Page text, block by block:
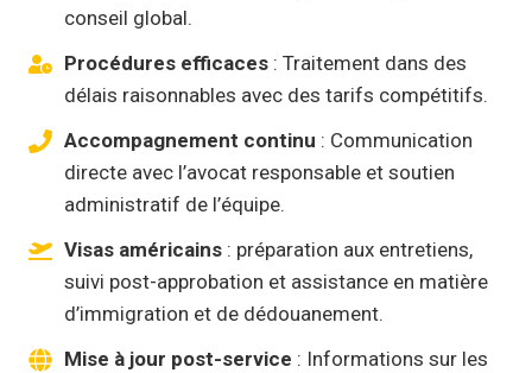
conseil global.
Procédures efficaces : Traitement dans des
délais raisonnables avec des tarifs compétitifs.
Accompagnement continu : Communication
directe avec l’avocat responsable et soutien
administratif de l’équipe.
Visas américains : préparation aux entretiens,
suivi post-approbation et assistance en matière
d’immigration et de dédouanement.
Mise à jour post-service : Informations sur les